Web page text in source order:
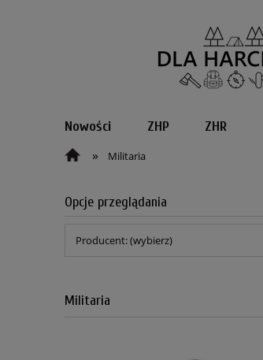
Nowości ZHP ZHR
» Militaria
Opcje przeglądania
Producent: (wybierz)
Militaria